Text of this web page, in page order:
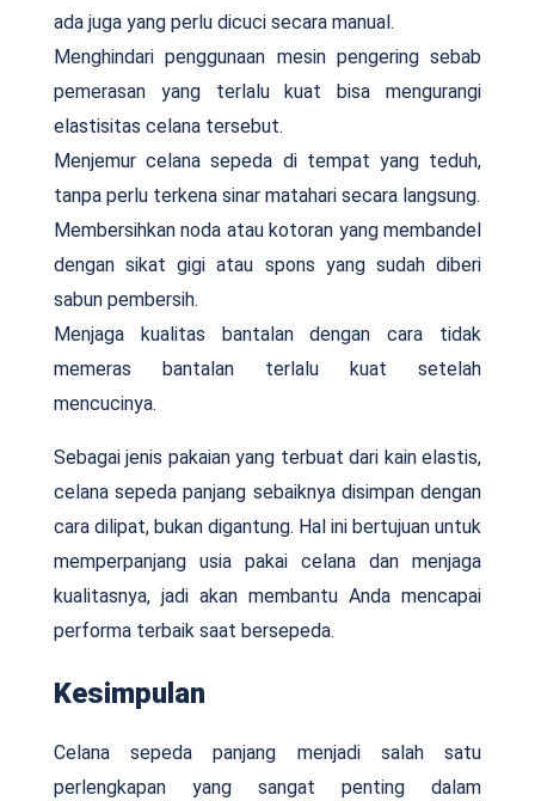
ada juga yang perlu dicuci secara manual.
Menghindari penggunaan mesin pengering sebab
pemerasan yang terlalu kuat bisa mengurangi
elastisitas celana tersebut.
Menjemur celana sepeda di tempat yang teduh,
tanpa perlu terkena sinar matahari secara langsung.
Membersihkan noda atau kotoran yang membandel
dengan sikat gigi atau spons yang sudah diberi
sabun pembersih.
Menjaga kualitas bantalan dengan cara tidak
memeras bantalan terlalu kuat setelah
mencucinya.
Sebagai jenis pakaian yang terbuat dari kain elastis,
celana sepeda panjang sebaiknya disimpan dengan
cara dilipat, bukan digantung. Hal ini bertujuan untuk
memperpanjang usia pakai celana dan menjaga
kualitasnya, jadi akan membantu Anda mencapai
performa terbaik saat bersepeda.
Kesimpulan
Celana sepeda panjang menjadi salah satu
perlengkapan yang sangat penting dalam